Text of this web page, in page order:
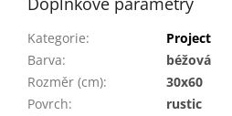
Kategorie:
Project
Barva:
béžová
Rozměr (cm):
30x60
Povrch:
rustic